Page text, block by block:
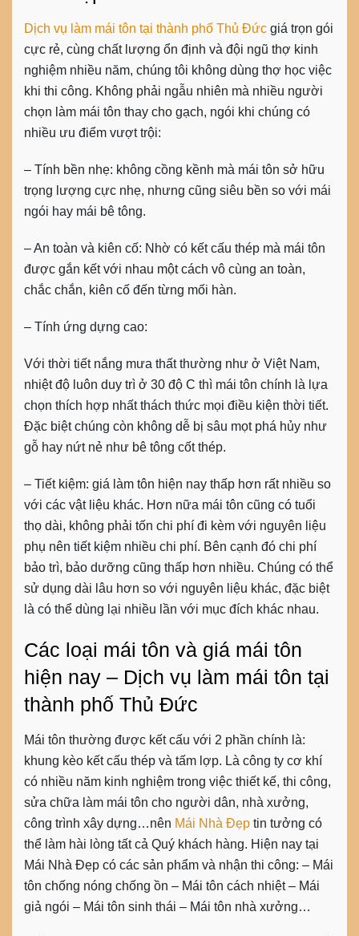
Dịch vụ làm mái tôn tại thành phố Thủ Đức giá trọn gói
cực rẻ, cùng chất lượng ổn định và đội ngũ thợ kinh
nghiệm nhiều năm, chúng tôi không dùng thợ học việc
khi thi công. Không phải ngẫu nhiên mà nhiều người
chọn làm mái tôn thay cho gạch, ngói khi chúng có
nhiều ưu điểm vượt trội:
– Tính bền nhẹ: không cồng kềnh mà mái tôn sở hữu
trọng lượng cực nhẹ, nhưng cũng siêu bền so với mái
ngói hay mái bê tông.
– An toàn và kiên cố: Nhờ có kết cấu thép mà mái tôn
được gắn kết với nhau một cách vô cùng an toàn,
chắc chắn, kiên cố đến từng mối hàn.
– Tính ứng dựng cao:
Với thời tiết nắng mưa thất thường như ở Việt Nam,
nhiệt độ luôn duy trì ở 30 độ C thì mái tôn chính là lựa
chọn thích hợp nhất thách thức mọi điều kiện thời tiết.
Đặc biệt chúng còn không dễ bị sâu mọt phá hủy như
gỗ hay nứt nẻ như bê tông cốt thép.
– Tiết kiệm: giá làm tôn hiện nay thấp hơn rất nhiều so
với các vật liệu khác. Hơn nữa mái tôn cũng có tuổi
thọ dài, không phải tốn chi phí đi kèm với nguyên liệu
phụ nên tiết kiệm nhiều chi phí. Bên cạnh đó chi phí
bảo trì, bảo dưỡng cũng thấp hơn nhiều. Chúng có thể
sử dụng dài lâu hơn so với nguyên liệu khác, đặc biệt
là có thể dùng lại nhiều lần với mục đích khác nhau.
Các loại mái tôn và giá mái tôn
hiện nay – Dịch vụ làm mái tôn tại
thành phố Thủ Đức
Mái tôn thường được kết cấu với 2 phần chính là:
khung kèo kết cấu thép và tấm lợp. Là công ty cơ khí
có nhiều năm kinh nghiệm trong việc thiết kế, thi công,
sửa chữa làm mái tôn cho người dân, nhà xưởng,
công trình xây dựng…nên Mái Nhà Đẹp tin tưởng có
thể làm hài lòng tất cả Quý khách hàng. Hiện nay tại
Mái Nhà Đẹp có các sản phẩm và nhận thi công: – Mái
tôn chống nóng chống ồn – Mái tôn cách nhiệt – Mái
giả ngói – Mái tôn sinh thái – Mái tôn nhà xưởng…